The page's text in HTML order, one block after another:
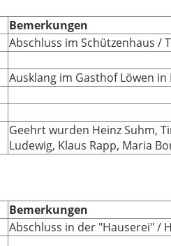
Bemerkungen
Abschluss im Schützenhaus /
Ausklang im Gasthof Löwen
Geehrt wurden Heinz Suhm,
Ludewig, Klaus Rapp, Maria
Bemerkungen
Abschluss in der "Hauserei" /